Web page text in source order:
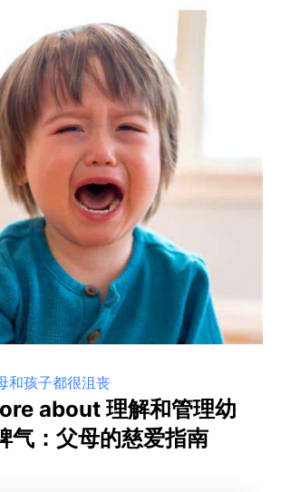
和孩子都很沮丧
about 理解和管理幼
气：父母的慈爱指南